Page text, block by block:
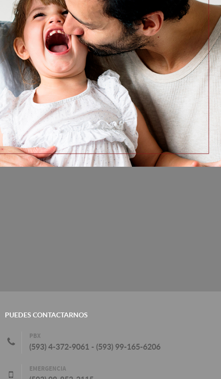
PUEDES CONTACTARNOS
PBX
(593) 4-372-9061 - (593) 99-165-6206
EMERGENCIA